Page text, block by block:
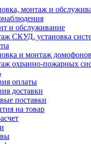
монтаж и
и обслуживание
СКУД, установка
и монтаж домофонов
охранно-пожарных
оплаты
доставки
поставки
на товар